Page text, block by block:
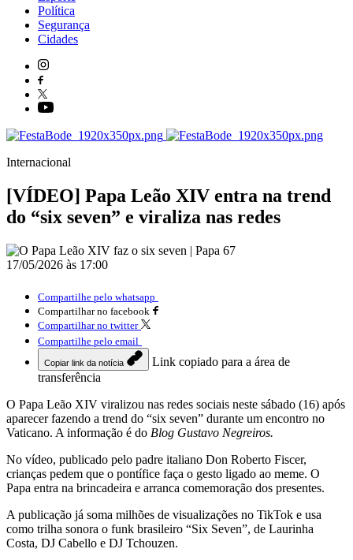
Política
Segurança
Cidades
Internacional
[VÍDEO] Papa Leão XIV entra na trend
do “six seven” e viraliza nas redes
17/05/2026 às 17:00
Compartilhe pelo whatsapp
Compartilhar no facebook
Compartilhar no twitter
Compartilhe pelo email
Copiar link da notícia
Link copiado para a área de
transferência
O Papa Leão XIV viralizou nas redes sociais neste sábado (16) após
aparecer fazendo a trend do “six seven” durante um encontro no
Vaticano. A informação é do Blog Gustavo Negreiros.
No vídeo, publicado pelo padre italiano Don Roberto Fiscer,
crianças pedem que o pontífice faça o gesto ligado ao meme. O
Papa entra na brincadeira e arranca comemoração dos presentes.
A publicação já soma milhões de visualizações no TikTok e usa
como trilha sonora o funk brasileiro “Six Seven”, de Laurinha
Costa, DJ Cabello e DJ Tchouzen.